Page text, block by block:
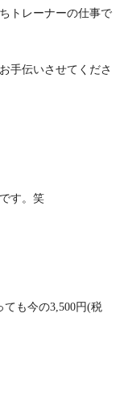
トレーナーの仕事で
手伝いさせてくださ
です。笑
も今の3,500円(税